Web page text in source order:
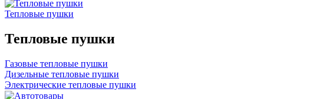
Тепловые пушки
Тепловые пушки
Газовые тепловые пушки
Дизельные тепловые пушки
Электрические тепловые пушки